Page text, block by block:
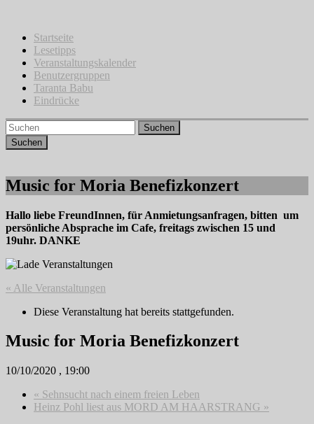
springenStartseite
Lesetipps
Veranstaltungskalender
Benutzergruppen
Taranta Babu
Eindrücke
Suchen
Music for Moria Benefizkonzert
Hallo liebe FreundInnen, für Anmietungsanfragen, bitten um
persönliche Absprache im Cafe, freitags zwischen 15 und
19uhr. DANKE
« Alle Veranstaltungen
Diese Veranstaltung hat bereits stattgefunden.
Music for Moria Benefizkonzert
10/10/2020 , 19:00
« Sehnsucht nach einem freien Leben
Heinz Pohl liest aus MORD AM HAARSTRANG »